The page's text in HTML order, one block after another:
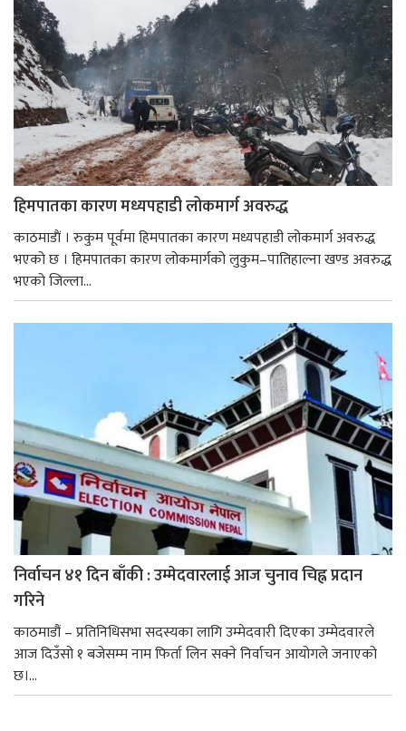
हिमपातका कारण मध्यपहाडी लोकमार्ग अवरुद्ध
काठमाडाैं । रुकुम पूर्वमा हिमपातका कारण मध्यपहाडी लोकमार्ग अवरुद्ध
भएको छ । हिमपातका कारण लोकमार्गको लुकुम–पातिहाल्ना खण्ड अवरुद्ध
भएको जिल्ला...
निर्वाचन ४१ दिन बाँकी : उम्मेदवारलाई आज चुनाव चिह्न प्रदान
गरिने
काठमाडौं – प्रतिनिधिसभा सदस्यका लागि उम्मेदवारी दिएका उम्मेदवारले
आज दिउँसो १ बजेसम्म नाम फिर्ता लिन सक्ने निर्वाचन आयोगले जनाएको
छ।...